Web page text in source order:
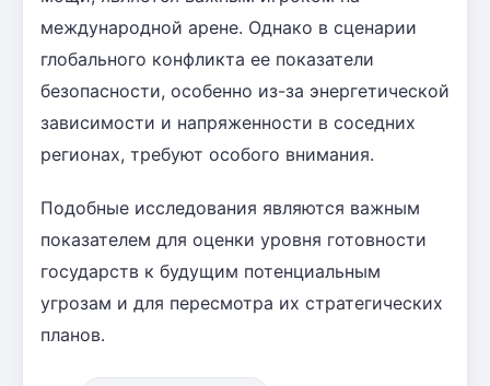
международной арене. Однако в сценарии
глобального конфликта ее показатели
безопасности, особенно из-за энергетической
зависимости и напряженности в соседних
регионах, требуют особого внимания.
Подобные исследования являются важным
показателем для оценки уровня готовности
государств к будущим потенциальным
угрозам и для пересмотра их стратегических
планов.